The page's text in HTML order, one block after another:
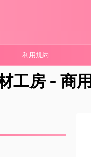
利用規約
工房 - 商